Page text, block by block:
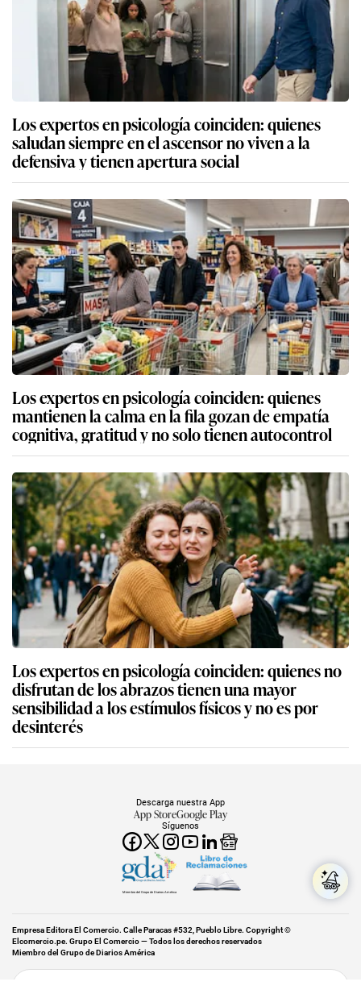
Los expertos en psicología coinciden: quienes
saludan siempre en el ascensor no viven a la
defensiva y tienen apertura social
Los expertos en psicología coinciden: quienes
mantienen la calma en la fila gozan de empatía
cognitiva, gratitud y no solo tienen autocontrol
Los expertos en psicología coinciden: quienes no
disfrutan de los abrazos tienen una mayor
sensibilidad a los estímulos físicos y no es por
desinterés
Síguenos
Descarga nuestra App
App StoreGoogle Play
Miembro del Grupo de Diarios América
Empresa Editora El Comercio. Calle Paracas #532, Pueblo Libre. Copyright ©
Elcomercio.pe. Grupo El Comercio — Todos los derechos reservados
Miembro del Grupo de Diarios América